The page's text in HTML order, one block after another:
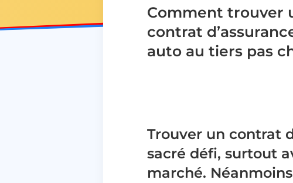
Comment trouver
contrat
auto au tiers pas
Trouver un contrat
sacré défi, surtout
marché.